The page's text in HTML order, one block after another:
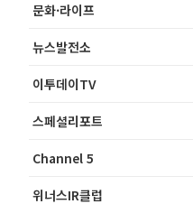
문화·라이프
뉴스발전소
이투데이TV
스페셜리포트
Channel 5
위너스IR클럽